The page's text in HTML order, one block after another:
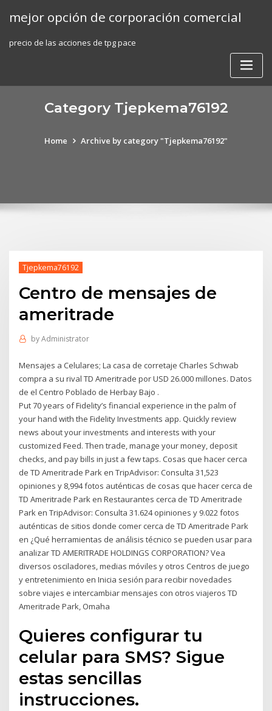
mejor opción de corporación comercial
precio de las acciones de tpg pace
Category Tjepkema76192
Home Archive by category "Tjepkema76192"
Tjepkema76192
Centro de mensajes de
ameritrade
byAdministrator
Mensajes a Celulares; La casa de corretaje Charles Schwab
compra a su rival TD Ameritrade por USD 26.000 millones. Datos
de el Centro Poblado de Herbay Bajo .
Put 70 years of Fidelity’s financial experience in the palm of
your hand with the Fidelity Investments app. Quickly review
news about your investments and interests with your
customized Feed. Then trade, manage your money, deposit
checks, and pay bills in just a few taps. Cosas que hacer cerca
de TD Ameritrade Park en TripAdvisor: Consulta 31,523
opiniones y 8,994 fotos auténticas de cosas que hacer cerca de
TD Ameritrade Park en Restaurantes cerca de TD Ameritrade
Park en TripAdvisor: Consulta 31.624 opiniones y 9.022 fotos
auténticas de sitios donde comer cerca de TD Ameritrade Park
en ¿Qué herramientas de análisis técnico se pueden usar para
analizar TD AMERITRADE HOLDINGS CORPORATION? Vea
diversos osciladores, medias móviles y otros Centros de juego
y entretenimiento en Inicia sesión para recibir novedades
sobre viajes e intercambiar mensajes con otros viajeros TD
Ameritrade Park, Omaha
Quieres configurar tu
celular para SMS? Sigue
estas sencillas
instrucciones.